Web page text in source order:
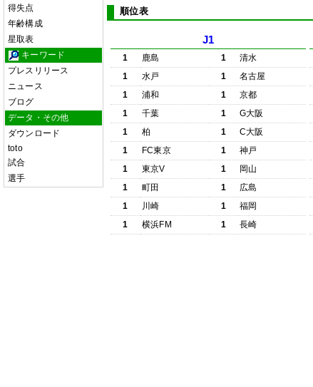
得失点
年齢構成
星取表
キーワード
プレスリリース
ニュース
ブログ
データ・その他
ダウンロード
toto
試合
選手
順位表
J1
1 鹿島 1
清水
1
水戸 1
名古屋
1
浦和 1
京都
1
千葉 1
G大阪
1
柏 1
C大阪
1
FC東京 1
神戸
1
東京V 1
岡山
1
町田 1
広島
1
川崎 1
福岡
1
横浜FM 1 長崎